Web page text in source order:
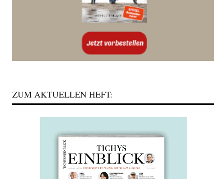
ZUM AKTUELLEN HEFT: